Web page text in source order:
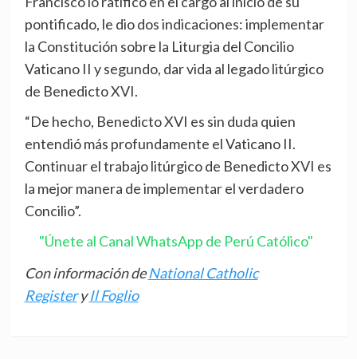
pontificado, le dio dos indicaciones: implementar
la Constitución sobre la Liturgia del Concilio
Vaticano II y segundo, dar vida al legado litúrgico
de Benedicto XVI.
“De hecho, Benedicto XVI es sin duda quien
entendió más profundamente el Vaticano II.
Continuar el trabajo litúrgico de Benedicto XVI es
la mejor manera de implementar el verdadero
Concilio”.
"Únete al Canal WhatsApp de Perú Católico"
Con información deNational Catholic
RegisteryIl Foglio